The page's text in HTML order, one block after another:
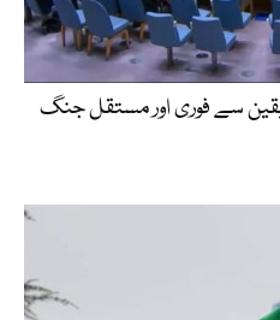
سے فوری اور مستقل جنگ